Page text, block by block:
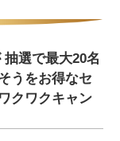
選で最大20名
うをお得なセ
クワクキャン